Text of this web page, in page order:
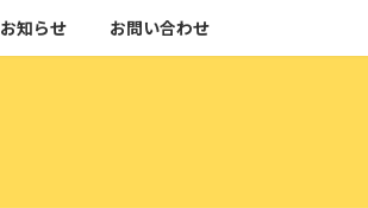
お知らせ お問い合わせ